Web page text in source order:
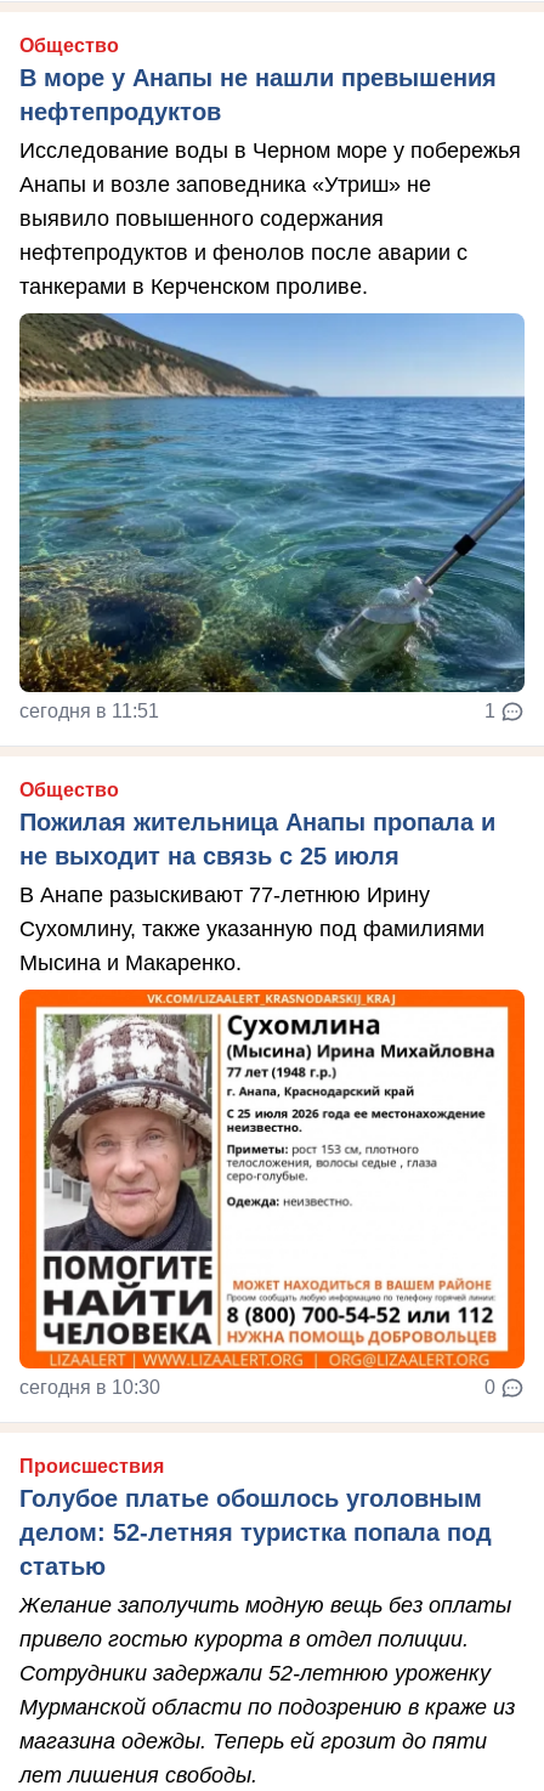
Общество
В море у Анапы не нашли превышения
нефтепродуктов
Исследование воды в Черном море у побережья
Анапы и возле заповедника «Утриш» не
выявило повышенного содержания
нефтепродуктов и фенолов после аварии с
танкерами в Керченском проливе.
сегодня в 11:51 1
Общество
Пожилая жительница Анапы пропала и
не выходит на связь с 25 июля
В Анапе разыскивают 77-летнюю Ирину
Сухомлину, также указанную под фамилиями
Мысина и Макаренко.
сегодня в 10:30 0
Происшествия
Голубое платье обошлось уголовным
делом: 52-летняя туристка попала под
статью
Желание заполучить модную вещь без оплаты
привело гостью курорта в отдел полиции.
Сотрудники задержали 52-летнюю уроженку
Мурманской области по подозрению в краже из
магазина одежды. Теперь ей грозит до пяти
лет лишения свободы.